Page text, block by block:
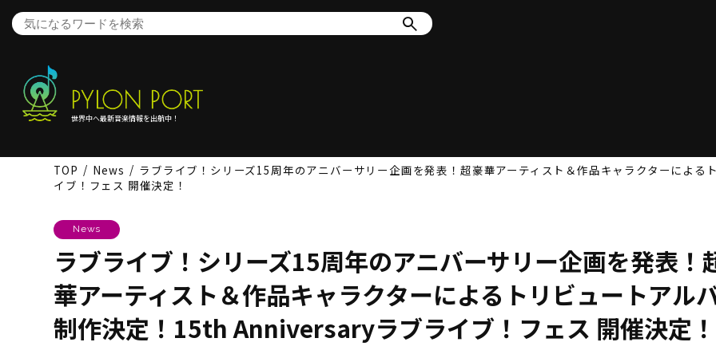
世界中へ最新音楽情報を出航中！
TOP News
ラブライブ！シリーズ15周年のアニバーサリー企画を発表！超豪華アーティスト＆作品キャラクターによ
イブ！フェス 開催決定！
News
ラブライブ！シリーズ15周年のアニバーサリー企画を発表！
華アーティスト＆作品キャラクターによるトリビュートアル
制作決定！15th Anniversaryラブライブ！フェス 開催決定！